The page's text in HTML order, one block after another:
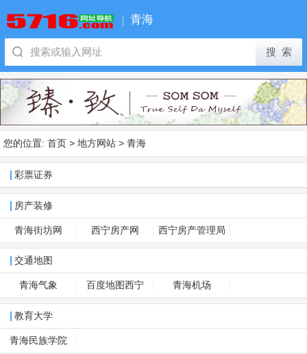
青海
您的位置: 首页 > 地方网站 > 青海
彩票证券
房产装修
青海街坊网 西宁房产网 西宁房产管理局
交通地图
青海气象 百度地图西宁 青海机场
教育大学
青海民族学院